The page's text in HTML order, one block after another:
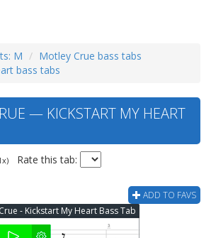
M
Motley Crue bass tabs
bass tabs
— KICKSTART MY HEART
Rate this tab:
ADD TO FAVS
- Kickstart My Heart Bass Tab